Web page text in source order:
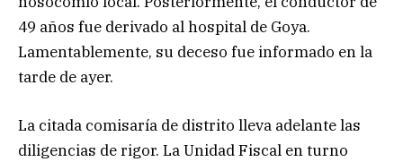
49 años fue derivado al hospital de Goya.
Lamentablemente, su deceso fue informado en la
tarde de ayer.
​La citada comisaría de distrito lleva adelante las
diligencias de rigor. La Unidad Fiscal en turno